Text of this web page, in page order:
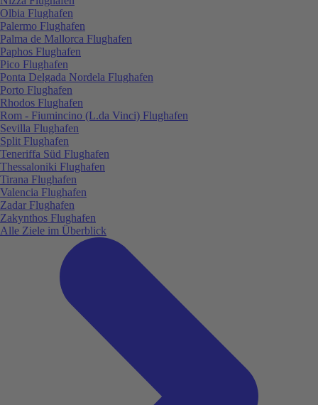
Olbia Flughafen
Palermo Flughafen
Palma de Mallorca Flughafen
Paphos Flughafen
Pico Flughafen
Ponta Delgada Nordela Flughafen
Porto Flughafen
Rhodos Flughafen
Rom - Fiumincino (L.da Vinci) Flughafen
Sevilla Flughafen
Split Flughafen
Teneriffa Süd Flughafen
Thessaloniki Flughafen
Tirana Flughafen
Valencia Flughafen
Zadar Flughafen
Zakynthos Flughafen
Alle Ziele im Überblick